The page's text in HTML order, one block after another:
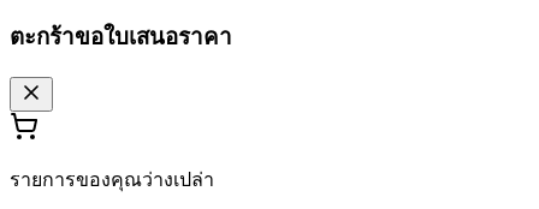
ตะกร้าขอใบเสนอราคา
รายการของคุณว่างเปล่า